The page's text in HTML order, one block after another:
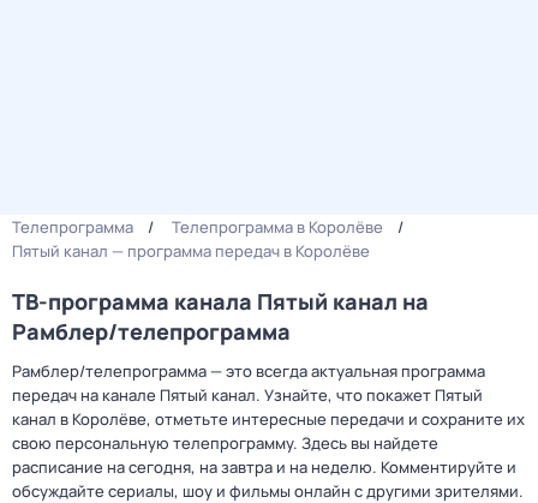
Телепрограмма
Телепрограмма в Королёве
Пятый канал — программа передач в Королёве
ТВ-программа канала Пятый канал на
Рамблер/телепрограмма
Рамблер/телепрограмма — это всегда актуальная программа
передач на канале Пятый канал. Узнайте, что покажет Пятый
канал в Королёве, отметьте интересные передачи и сохраните их
свою персональную телепрограмму. Здесь вы найдете
расписание на сегодня, на завтра и на неделю. Комментируйте и
обсуждайте сериалы, шоу и фильмы онлайн с другими зрителями.